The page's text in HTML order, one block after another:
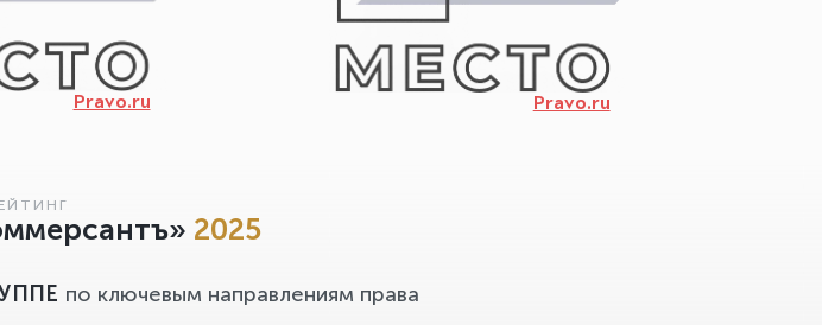
Pravo.ru Pravo.ru
2025
по ключевым направлениям права